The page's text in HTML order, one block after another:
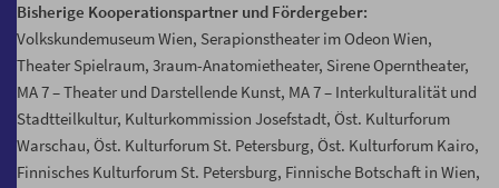
Bisherige Kooperationspartner und Fördergeber:
Volkskundemuseum Wien, Serapionstheater im Odeon Wien,
Theater Spielraum, 3raum-Anatomietheater, Sirene Operntheater,
MA 7 – Theater und Darstellende Kunst, MA 7 – Interkulturalität und
Stadtteilkultur, Kulturkommission Josefstadt, Öst. Kulturforum
Warschau, Öst. Kulturforum St. Petersburg, Öst. Kulturforum Kairo,
Finnisches Kulturforum St. Petersburg, Finnische Botschaft in Wien,